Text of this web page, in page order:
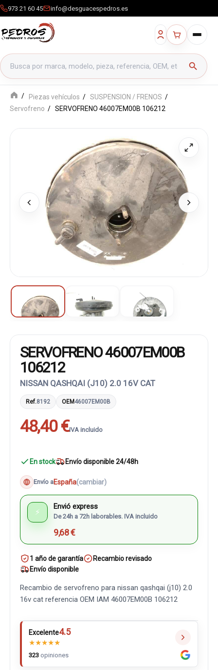
973 21 60 45 info@desguacespedros.es
Buscar productos
search
Piezas vehículos
SUSPENSION / FRENOS
Servofreno
SERVOFRENO 46007EM00B 106212
SERVOFRENO 46007EM00B
106212
NISSAN QASHQAI (J10) 2.0 16V CAT
Ref.8192 OEM46007EM00B
48,40 €IVA incluido
En stock Envío disponible 24/48h
Envío aEspaña(cambiar)
⚡
Envió express
De 24h a 72h laborables. IVA incluido
9,68 €
1 año de garantía
Recambio revisado
Envío disponible
Recambio de servofreno para nissan qashqai (j10) 2.0
16v cat referencia OEM IAM 46007EM00B 106212
Excelente4.5
★★★★★
323 opiniones